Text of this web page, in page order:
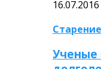
16.07.2016
Старение
Ученые